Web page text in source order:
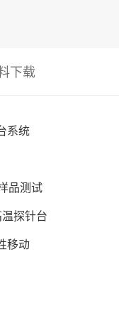
下载
系统
品测试
探针台
移动